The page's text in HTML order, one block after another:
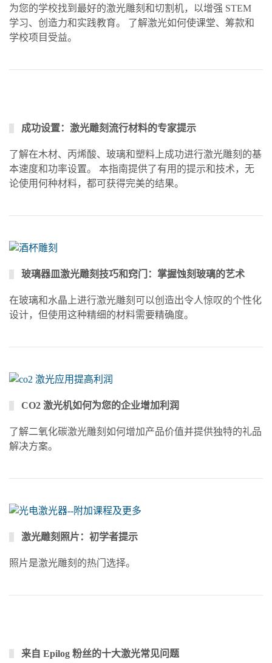
为您的学校找到最好的激光雕刻和切割机，以增强 STEM
学习、创造力和实践教育。 了解激光如何使课堂、筹款和
学校项目受益。
成功设置：激光雕刻流行材料的专家提示
了解在木材、丙烯酸、玻璃和塑料上成功进行激光雕刻的基
本速度和功率设置。 本指南提供了有用的提示和技术，无
论使用何种材料，都可获得完美的结果。
玻璃器皿激光雕刻技巧和窍门：掌握蚀刻玻璃的艺术
在玻璃和水晶上进行激光雕刻可以创造出令人惊叹的个性化
设计，但使用这种精细的材料需要精确度。
CO2 激光机如何为您的企业增加利润
了解二氧化碳激光雕刻如何增加产品价值并提供独特的礼品
解决方案。
激光雕刻照片：初学者提示
照片是激光雕刻的热门选择。
来自 Epilog 粉丝的十大激光常见问题